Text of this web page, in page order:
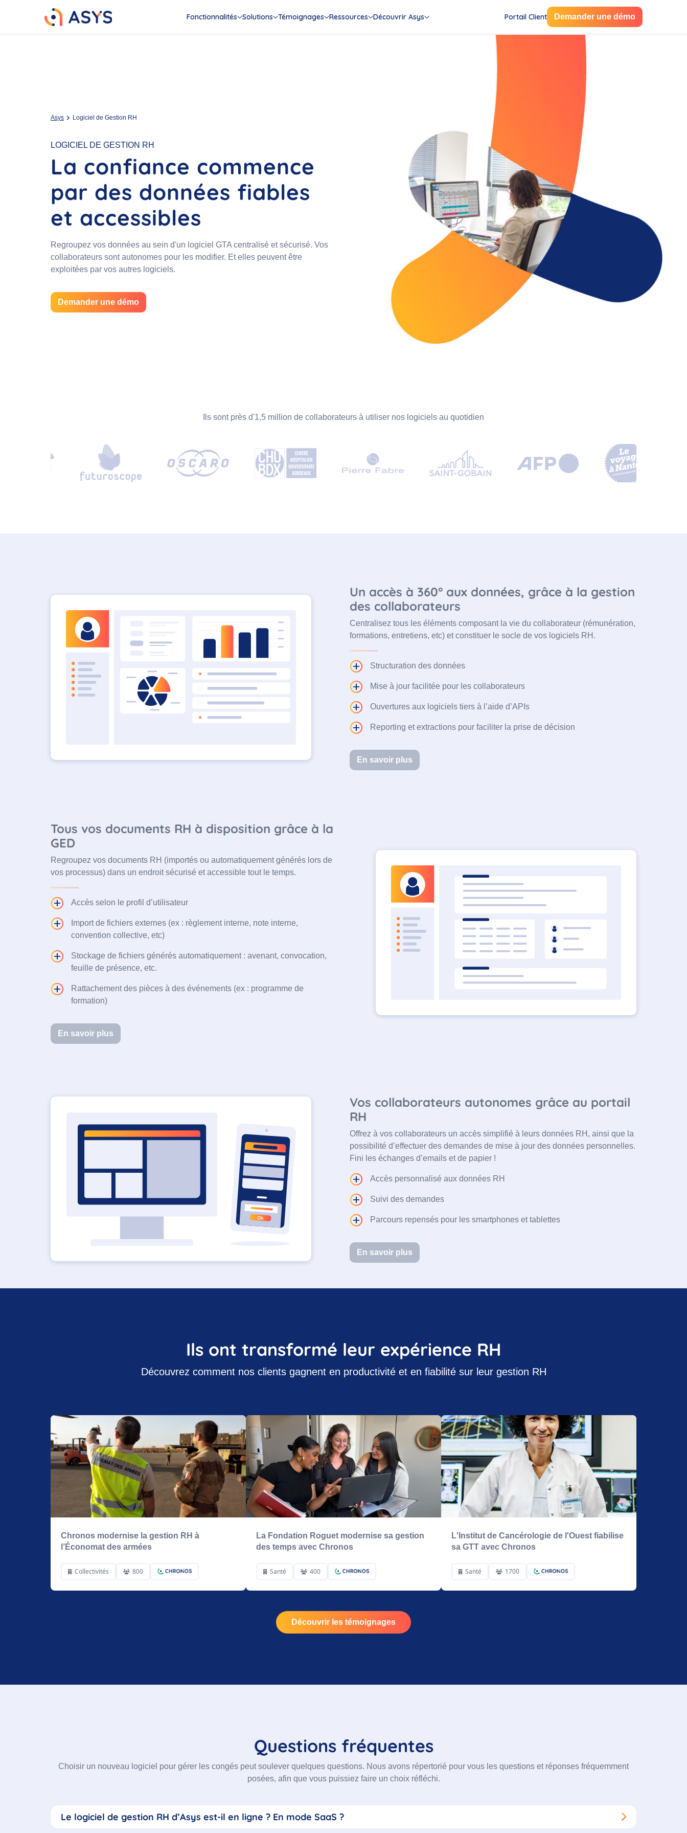
Fonctionnalités Solutions Témoignages Ressources Découvrir Asys Portail Client Demander une démo
Asys Logiciel de Gestion RH
LOGICIEL DE GESTION RH
La confiance commence
par des données fiables
et accessibles
Regroupez vos données au sein d'un logiciel GTA centralisé et sécurisé. Vos
collaborateurs sont autonomes pour les modifier. Et elles peuvent être
exploitées par vos autres logiciels.
Demander une démo
Ils sont près d'1,5 million de collaborateurs à utiliser nos logiciels au quotidien
Un accès à 360° aux données, grâce à la gestion
des collaborateurs
Centralisez tous les éléments composant la vie du collaborateur (rémunération,
formations, entretiens, etc) et constituer le socle de vos logiciels RH.
Structuration des données
Mise à jour facilitée pour les collaborateurs
Ouvertures aux logiciels tiers à l’aide d’APIs
Reporting et extractions pour faciliter la prise de décision
En savoir plus
Tous vos documents RH à disposition grâce à la
GED
Regroupez vos documents RH (importés ou automatiquement générés lors de
vos processus) dans un endroit sécurisé et accessible tout le temps.
Accès selon le profil d’utilisateur
Import de fichiers externes (ex : règlement interne, note interne,
convention collective, etc)
Stockage de fichiers générés automatiquement : avenant, convocation,
feuille de présence, etc.
Rattachement des pièces à des événements (ex : programme de
formation)
En savoir plus
Vos collaborateurs autonomes grâce au portail
RH
Offrez à vos collaborateurs un accès simplifié à leurs données RH, ainsi que la
possibilité d’effectuer des demandes de mise à jour des données personnelles.
Fini les échanges d’emails et de papier !
Accès personnalisé aux données RH
Suivi des demandes
Parcours repensés pour les smartphones et tablettes
En savoir plus
Ils ont transformé leur expérience RH
Découvrez comment nos clients gagnent en productivité et en fiabilité sur leur gestion RH
Chronos modernise la gestion RH à
l’Économat des armées
Collectivités 800
La Fondation Roguet modernise sa gestion
des temps avec Chronos
Santé 400
L'Institut de Cancérologie de l'Ouest fiabilise
sa GTT avec Chronos
Santé 1700
Découvrir les témoignages
Questions fréquentes
Choisir un nouveau logiciel pour gérer les congés peut soulever quelques questions. Nous avons répertorié pour vous les questions et réponses fréquemment
posées, afin que vous puissiez faire un choix réfléchi.
Le logiciel de gestion RH d’Asys est-il en ligne ? En mode SaaS ?